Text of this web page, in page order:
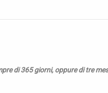
di 365 giorni, oppure di tre